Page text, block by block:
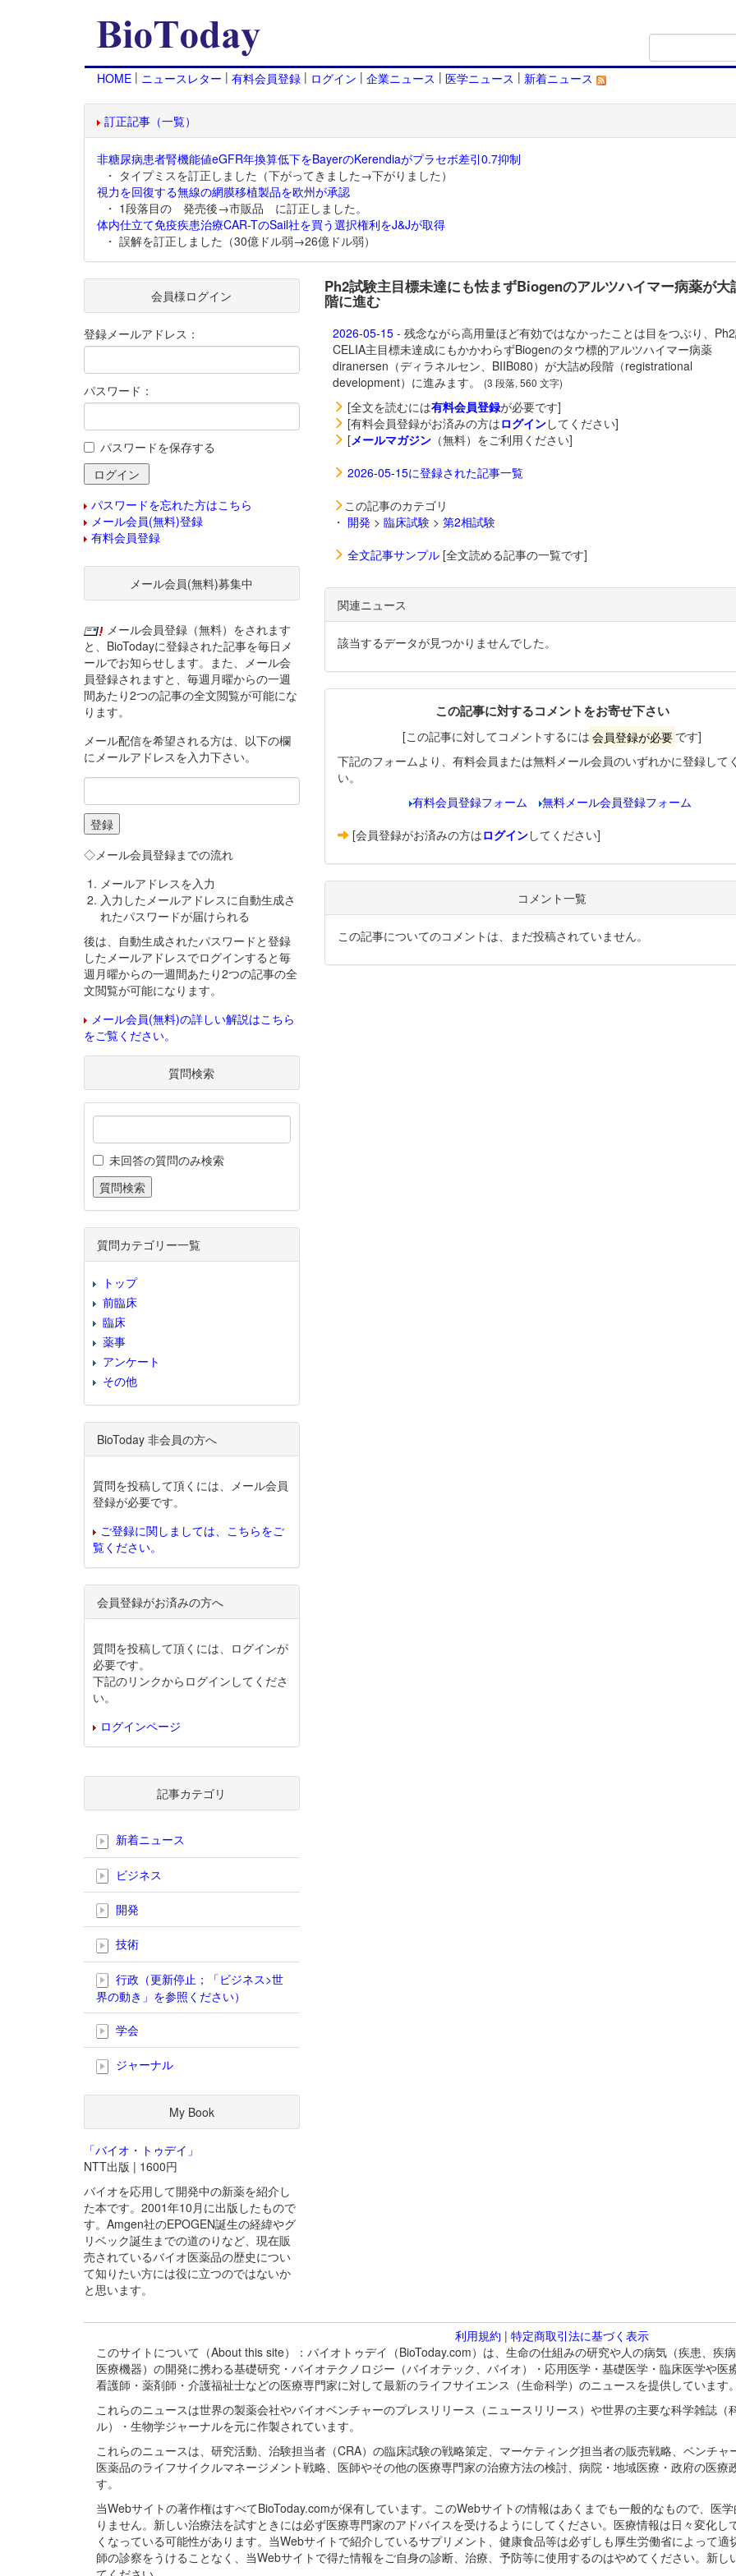
HOME | ニュースレター | 有料会員登録 | ログイン | 企業ニュース | 医学ニュース | 新着ニュース
訂正記事（一覧）
非糖尿病患者腎機能値eGFR年換算低下をBayerのKerendiaがプラセボ差引0.7抑制
・ タイプミスを訂正しました（下がってきました→下がりました）
視力を回復する無線の網膜移植製品を欧州が承認
・ 1段落目の 発売後→市販品 に訂正しました。
体内仕立て免疫疾患治療CAR-TのSail社を買う選択権利をJ&Jが取得
・ 誤解を訂正しました（30億ドル弱→26億ドル弱）
Ph2試験主目標未達にも怯まずBiogenのアルツハイマー病薬が大
階に進む
2026-05-15- 残念ながら高用量ほど有効ではなかったことは目をつぶり、
CELIA主目標未達成にもかかわらずBiogenのタウ標的アルツハイマー病薬
diranersen（ディラネルセン、BIIB080）が大詰め段階（registrational
development）に進みます。
(3 段落, 560 文字)
[全文を読むには有料会員登録が必要です]
[有料会員登録がお済みの方はログインしてください]
[メールマガジン（無料）をご利用ください]
2026-05-15に登録された記事一覧
この記事のカテゴリ
・ 開発 > 臨床試験> 第2相試験
全文記事サンプル[全文読める記事の一覧です]
関連ニュース
該当するデータが見つかりませんでした。
この記事に対するコメントをお寄せ下さい
[この記事に対してコメントするには 会員登録が必要 です]
下記のフォームより、有料会員または無料メール会員のいずれかに登録して
い。
有料会員登録フォーム
無料メール会員登録フォーム
[会員登録がお済みの方はログインしてください]
コメント一覧
この記事についてのコメントは、まだ投稿されていません。
会員様ログイン
登録メールアドレス：
パスワード：
パスワードを保存する
パスワードを忘れた方はこちら
メール会員(無料)登録
有料会員登録
メール会員(無料)募集中
メール会員登録（無料）をされます
と、BioTodayに登録された記事を毎日メ
ールでお知らせします。また、メール会
員登録されますと、毎週月曜からの一週
間あたり2つの記事の全文閲覧が可能にな
ります。
メール配信を希望される方は、以下の欄
にメールアドレスを入力下さい。
◇メール会員登録までの流れ
メールアドレスを入力
入力したメールアドレスに自動生成さ
れたパスワードが届けられる
後は、自動生成されたパスワードと登録
したメールアドレスでログインすると毎
週月曜からの一週間あたり2つの記事の全
文閲覧が可能になります。
メール会員(無料)の詳しい解説はこちら
をご覧ください。
質問検索
未回答の質問のみ検索
質問カテゴリー一覧
トップ
前臨床
臨床
薬事
アンケート
その他
BioToday 非会員の方へ
質問を投稿して頂くには、メール会員
登録が必要です。
ご登録に関しましては、こちらをご
覧ください。
会員登録がお済みの方へ
質問を投稿して頂くには、ログインが
必要です。
下記のリンクからログインしてくださ
い。
ログインページ
記事カテゴリ
新着ニュース
ビジネス
開発
技術
行政（更新停止；「ビジネス>世
界の動き」を参照ください）
学会
ジャーナル
My Book
「バイオ・トゥデイ」
NTT出版 | 1600円
バイオを応用して開発中の新薬を紹介し
た本です。2001年10月に出版したもので
す。Amgen社のEPOGEN誕生の経緯やグ
リベック誕生までの道のりなど、現在販
売されているバイオ医薬品の歴史につい
て知りたい方には役に立つのではないか
と思います。
利用規約 | 特定商取引法に基づく表示
このサイトについて（About this site）：バイオトゥデイ（BioToday.com）は、生命の仕組みの研究や人の病気（疾患、疾
医療機器）の開発に携わる基礎研究・バイオテクノロジー（バイオテック、バイオ）・応用医学・基礎医学・臨床医学や
看護師・薬剤師・介護福祉士などの医療専門家に対して最新のライフサイエンス（生命科学）のニュースを提供しています
これらのニュースは世界の製薬会社やバイオベンチャーのプレスリリース（ニュースリリース）や世界の主要な科学雑誌
ル）・生物学ジャーナルを元に作製されています。
これらのニュースは、研究活動、治験担当者（CRA）の臨床試験の戦略策定、マーケティング担当者の販売戦略、ベンチ
医薬品のライフサイクルマネージメント戦略、医師やその他の医療専門家の治療方法の検討、病院・地域医療・政府の医
す。
当Webサイトの著作権はすべてBioToday.comが保有しています。このWebサイトの情報はあくまでも一般的なもので、医
りません。新しい治療法を試すときには必ず医療専門家のアドバイスを受けるようにしてください。医療情報は日々変化
くなっている可能性があります。当Webサイトで紹介しているサプリメント、健康食品等は必ずしも厚生労働省によって
師の診察をうけることなく、当Webサイトで得た情報をご自身の診断、治療、予防等に使用するのはやめてください。新